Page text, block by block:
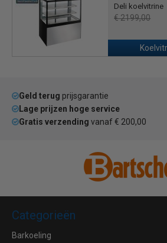
Deli koelvitrine
€ 2199,00
Geld terug prijsgarantie
Lage prijzen hoge service
Gratis verzending vanaf € 200,00
Categorieën
Barkoeling